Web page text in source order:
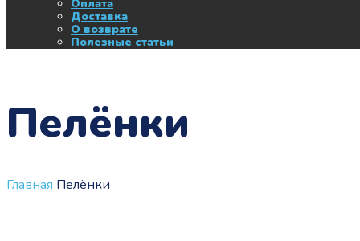
Оплата
Доставка
О возврате
Полезные статьи
Пелёнки
Главная Пелёнки